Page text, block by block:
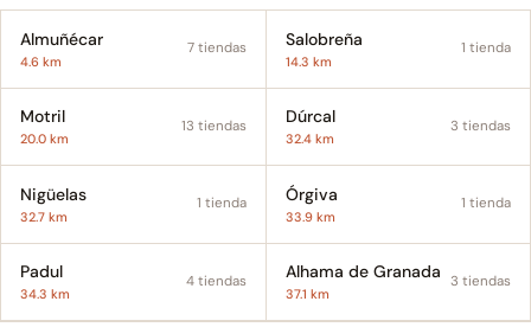
Almuñécar
4.6 km
7 tiendas Salobreña
14.3 km
1 tienda
Motril
20.0 km
13 tiendas Dúrcal
32.4 km
3 tiendas
Nigüelas
32.7 km
1 tienda Órgiva
33.9 km
1 tienda
Padul
34.3 km
4 tiendas Alhama de Granada
37.1 km
3 tiendas